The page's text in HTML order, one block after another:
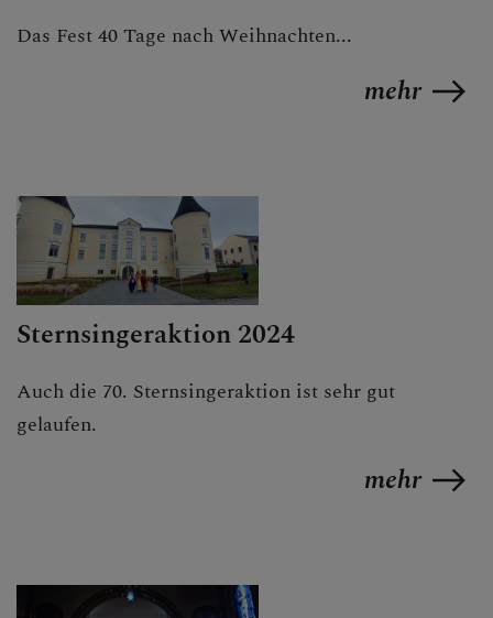
Das Fest 40 Tage nach Weihnachten...
mehr
Sternsingeraktion 2024
Auch die 70. Sternsingeraktion ist sehr gut
gelaufen.
mehr